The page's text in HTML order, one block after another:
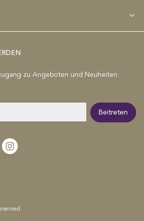
zu Angeboten und Neuheiten
Beitreten